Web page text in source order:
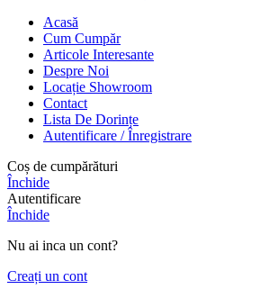
Acasă
Cum Cumpăr
Articole Interesante
Despre Noi
Locație Showroom
Contact
Lista De Dorințe
Autentificare / Înregistrare
Coș de cumpărături
Închide
Autentificare
Închide
Nu ai inca un cont?
Creați un cont